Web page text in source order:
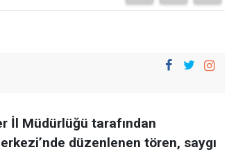
İl Müdürlüğü tarafından
düzenlenen tören, saygı